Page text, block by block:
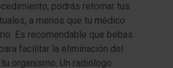
podrás retomar tus
a menos que tu médico
Es recomendable que bebas
facilitar la eliminación del
organismo. Un radiólogo